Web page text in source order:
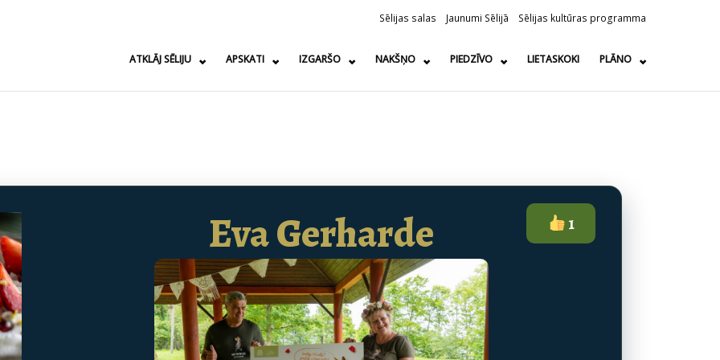
Sēlijas salas Jaunumi Sēlijā Sēlijas kultūras programma
ATKLĀJ SĒLIJU APSKATI IZGARŠO NAKŠŅO PIEDZĪVO LIETASKOKI PLĀNO
Eva Gerharde 1